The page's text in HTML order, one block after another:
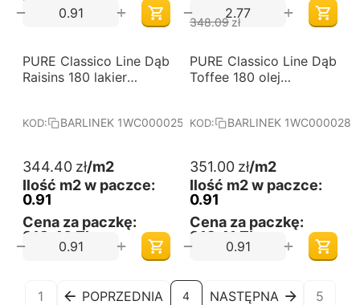
+
− 348.09zł
+
−
Darmowa dostawa
od 60 m2
PURE Classico Line Dąb
Raisins 180 lakier
KOD: BARLINEK 1WC000025
344.40 zł/m2
Ilość m2 w paczce:
0.91
Cena za paczkę:
313,40 Zł
+
−
Darmowa dostawa
od 60 m2
PURE Classico Line Dąb
Toffee 180 olej
barlinecka
KOD: BARLINEK 1WC000028
351.00 zł/m2
Ilość m2 w paczce:
0.91
Cena za paczkę:
319,41 Zł
+
−
1 POPRZEDNIA 4 NASTĘPNA 5